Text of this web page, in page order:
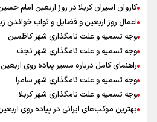
کاروان اسیران کربلا در روز اربعین امام
اعمال روز اربعین و فضایل و ثواب خواندن
وجه تسمیه و علت نامگذاری شهر کاظمین
وجه تسمیه و علت نامگذاری شهر نجف
راهنمای کامل درباره مسیر پیاده روی
وجه تسمیه و علت نامگذاری شهر سامرا
وجه تسمیه و علت نامگذاری شهر کربلا
بهترین موکب‌های ایرانی در پیاده روی اربعین